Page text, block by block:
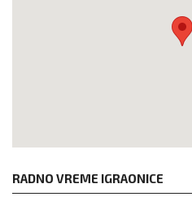
RADNO VREME IGRAONICE